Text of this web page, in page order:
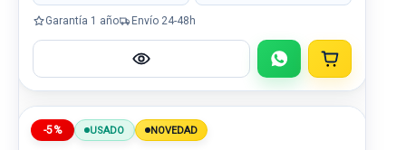
Garantía 1 año Envío 24-48h
-5% USADO NOVEDAD